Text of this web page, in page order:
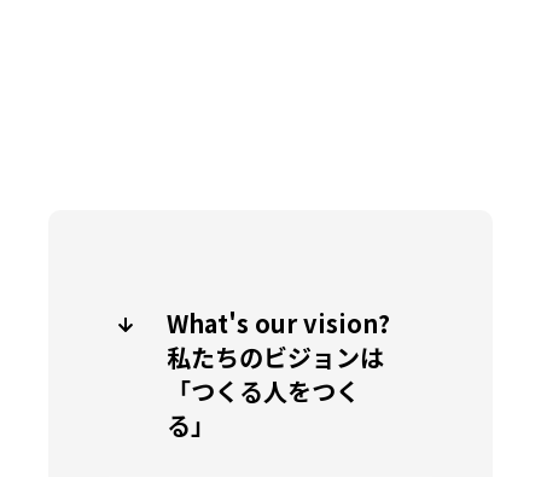
What's our vision?
私たちのビジョンは
「つくる人をつく
る」